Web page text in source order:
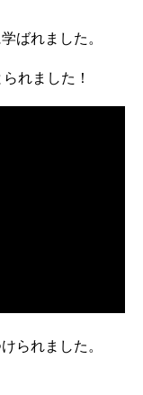
ばれました。
れました！
られました。